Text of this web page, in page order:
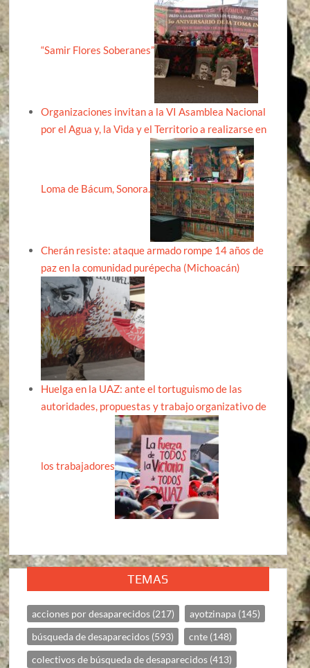
“Samir Flores Soberanes”
Organizaciones invitan a la VI Asamblea Nacional
por el Agua y, la Vida y el Territorio a realizarse en
Loma de Bácum, Sonora.
Cherán resiste: ataque armado rompe 14 años de
paz en la comunidad purépecha (Michoacán)
Huelga en la UAZ: ante el tortuguismo de las
autoridades, propuestas y trabajo organizativo de
los trabajadores
TEMAS
acciones por desaparecidos (217) ayotzinapa (145)
búsqueda de desaparecidos (593) cnte (148)
colectivos de búsqueda de desaparecidos (413)